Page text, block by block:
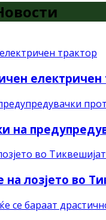
електричен
на
лозјето во